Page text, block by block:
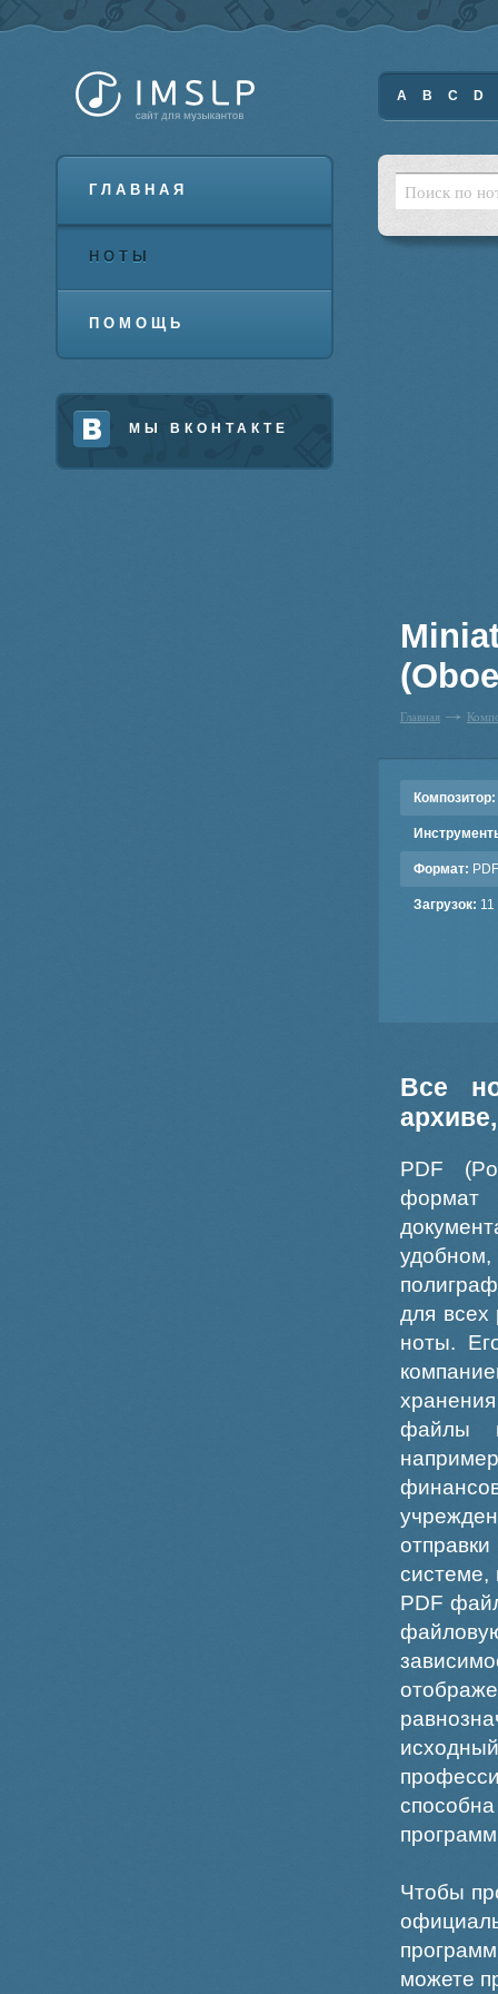
ГЛАВНАЯ
НОТЫ
ПОМОЩЬ
МЫ ВКОНТАКТЕ
A B C D
Главная
Композитор:
Формат: PDF
Загрузок: 11
Все
PDF
формат
для всех
ноты.
файлы
системе,
PDF
Чтобы
можете